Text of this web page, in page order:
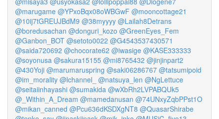
@marugame @YPxoBqx08oWBGwF @mooncottage21
@10ij7tGREUJBdM9 @38myyyy @Lailah8Detrans
@boredusachan @donguri_kozo @GreenEyes_Fem
@Ganbon_BOT @setoto0022 @G4543537430571
@saida720692 @chocorate62 @iwasige @KASE333333
@soyonusa @sakura15155 @mi8765432 @jinjinpart2
@430Yoji @marumaruspring @saki06286767 @tatsumipoid
@im_morality @lchannel_ @natsuya_len @NgLettuce
@seitaiinhayashi @sumakida @wXbRh2LVPABQUk5
@_Within_A_Dream @mamedanusan @74UNxyZqbPPst1O
@mikan_canned @Pcu636dKSDXgNT8 @QuasarShirabe